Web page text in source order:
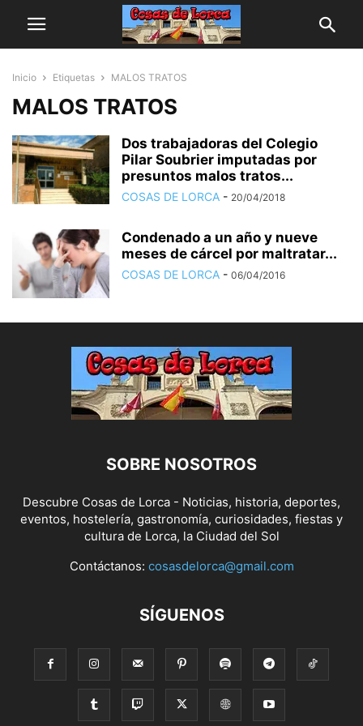
Inicio Etiquetas MALOS TRATOS
MALOS TRATOS
Dos trabajadoras del Colegio
Pilar Soubrier imputadas por
presuntos malos tratos...
COSAS DE LORCA - 20/04/2018
Condenado a un año y nueve
meses de cárcel por maltratar...
COSAS DE LORCA - 06/04/2016
SOBRE NOSOTROS
Descubre Cosas de Lorca - Noticias, historia, deportes,
eventos, hostelería, gastronomía, curiosidades, fiestas y
cultura de Lorca, la Ciudad del Sol
Contáctanos: cosasdelorca@gmail.com
SÍGUENOS